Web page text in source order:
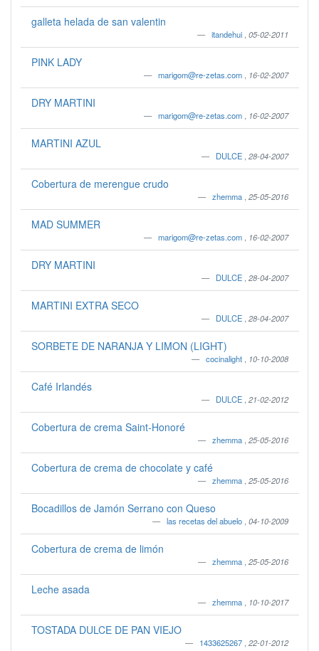
galleta helada de san valentin
itandehui 05-02-2011
PINK LADY
marigom@re-zetas.com 16-02-2007
DRY MARTINI
marigom@re-zetas.com 16-02-2007
MARTINI AZUL
DULCE 28-04-2007
Cobertura de merengue crudo
zhemma 25-05-2016
MAD SUMMER
marigom@re-zetas.com 16-02-2007
DRY MARTINI
DULCE 28-04-2007
MARTINI EXTRA SECO
DULCE 28-04-2007
SORBETE DE NARANJA Y LIMON (LIGHT)
cocinalight 10-10-2008
Café Irlandés
DULCE 21-02-2012
Cobertura de crema Saint-Honoré
zhemma 25-05-2016
Cobertura de crema de chocolate y café
zhemma 25-05-2016
Bocadillos de Jamón Serrano con Queso
las recetas del abuelo 04-10-2009
Cobertura de crema de limón
zhemma 25-05-2016
Leche asada
zhemma 10-10-2017
TOSTADA DULCE DE PAN VIEJO
1433625267 22-01-2012